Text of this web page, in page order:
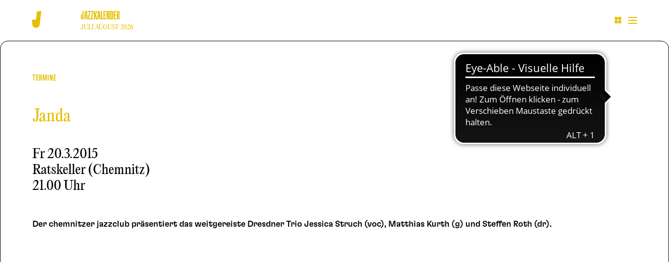
JAZZKALENDER
JULI AUGUST 2026
TERMINE
Janda
Fr20.3.2015
Ratskeller (Chemnitz)
21.00 Uhr
Der chemnitzer jazzclub präsentiert das weitgereiste Dresdner Trio Jessica Struch (voc), Matthias Kurth (g) und Steffen Roth (dr).